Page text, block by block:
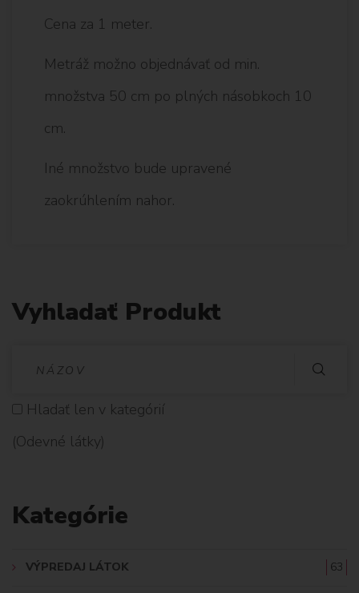
Cena za 1 meter.
Metráž možno objednávať od min.
množstva 50 cm po plných násobkoch 10
cm.
Iné množstvo bude upravené
zaokrúhlením nahor.
Vyhladať Produkt
D
Hladať len v kategórií
(Odevné látky)
Kategórie
VÝPREDAJ LÁTOK 63